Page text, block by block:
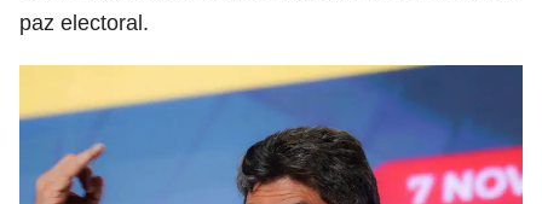
paz electoral.